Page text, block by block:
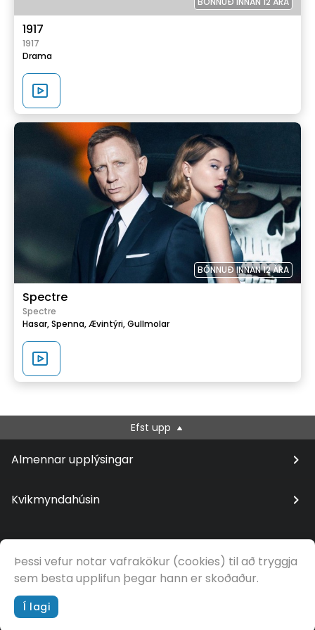
1917
1917
Drama
BÖNNUÐ INNAN 12 ÁRA
Spectre
Spectre
Hasar,Spenna,Ævintýri,Gullmolar
Efst upp
Almennar upplýsingar
Kvikmyndahúsin
© Samfilm
Þessi vefur notar vafrakökur (cookies) til að tryggja
sem besta upplifun þegar hann er skoðaður.
Í lagi